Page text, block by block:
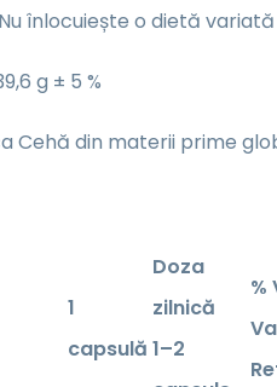
înlocuiește o dietă
g ± 5 %
Cehă din materii prime
1
capsulă
Doza
zilnică
1–2
%